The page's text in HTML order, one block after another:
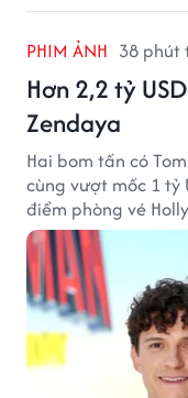
PHIM ẢNH 38 phút
Hơn 2,2 tỷ
Zendaya
Hai bom tấn có
cùng vượt mốc 1 tỷ
điểm phòng vé